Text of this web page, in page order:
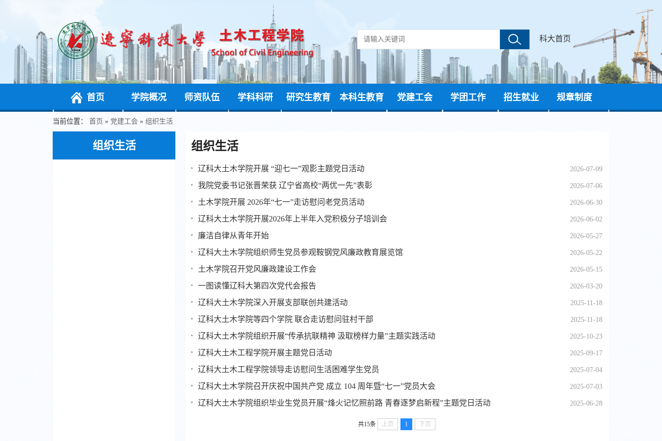
科大首页
首页 学院概况 师资队伍 学科科研 研究生教育 本科生教育 党建工会 学团工作 招生就业 规章制度
当前位置： 首页 » 党建工会 » 组织生活
组织生活 组织生活
辽科大土木学院开展 “迎七一”观影主题党日活动 2026-07-09
我院党委书记张晋荣获 辽宁省高校“两优一先”表彰 2026-07-06
土木学院开展 2026年“七一”走访慰问老党员活动 2026-06-30
辽科大土木学院开展2026年上半年入党积极分子培训会 2026-06-02
廉洁自律从青年开始 2026-05-27
辽科大土木学院组织师生党员参观鞍钢党风廉政教育展览馆 2026-05-22
土木学院召开党风廉政建设工作会 2026-05-15
一图读懂辽科大第四次党代会报告 2026-03-20
辽科大土木学院深入开展支部联创共建活动 2025-11-18
辽科大土木学院等四个学院 联合走访慰问驻村干部 2025-11-18
辽科大土木学院组织开展“传承抗联精神 汲取榜样力量”主题实践活动 2025-10-23
辽科大土木工程学院开展主题党日活动 2025-09-17
辽科大土木工程学院领导走访慰问生活困难学生党员 2025-07-04
辽科大土木学院召开庆祝中国共产党 成立 104 周年暨“七一”党员大会 2025-07-03
辽科大土木学院组织毕业生党员开展“烽火记忆照前路 青春逐梦启新程”主题党日活动 2025-06-28
共15条 上页 1 下页